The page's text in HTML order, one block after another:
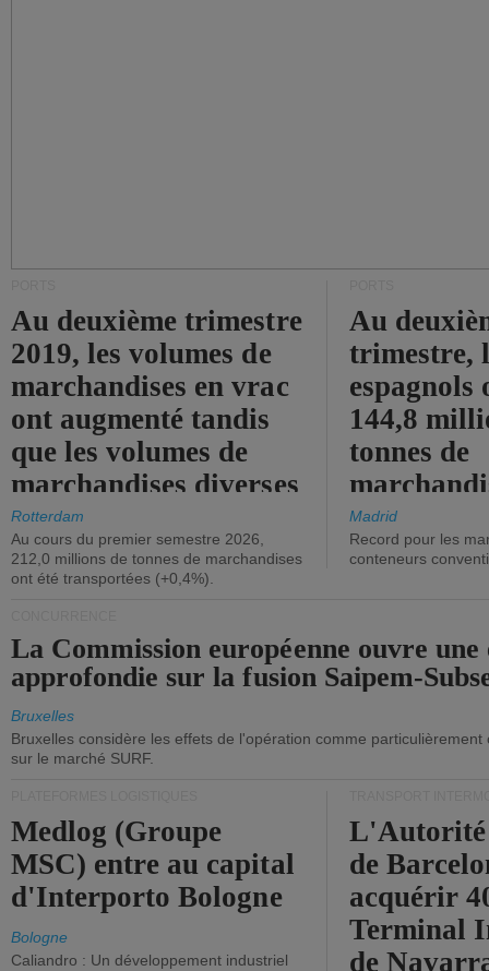
Au deuxième trimestre
2019, les volumes de
marchandises en vrac
ont augmenté tandis
que les volumes de
marchandises diverses
ont diminué.
Rotterdam
Au cours du premier semestre 2026,
212,0 millions de tonnes de marchandises
ont été transportées (+0,4%).
Au
trimestre,
144,8
tonnes de
(+2,9%).
Madrid
Record pour les
conteneurs
La Commission européenne ouvre une
approfondie sur la fusion Saipem-
Bruxelles
Bruxelles considère les effets de l'opération comme
sur le marché SURF.
Medlog (Groupe
MSC) entre au capital
d'Interporto Bologne
Bologne
Caliandro : Un développement industriel
de
acquérir
Terminal
de